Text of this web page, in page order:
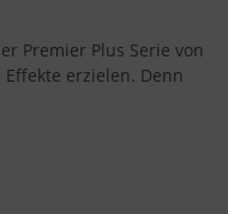
Premier Plus Serie von
erzielen. Denn